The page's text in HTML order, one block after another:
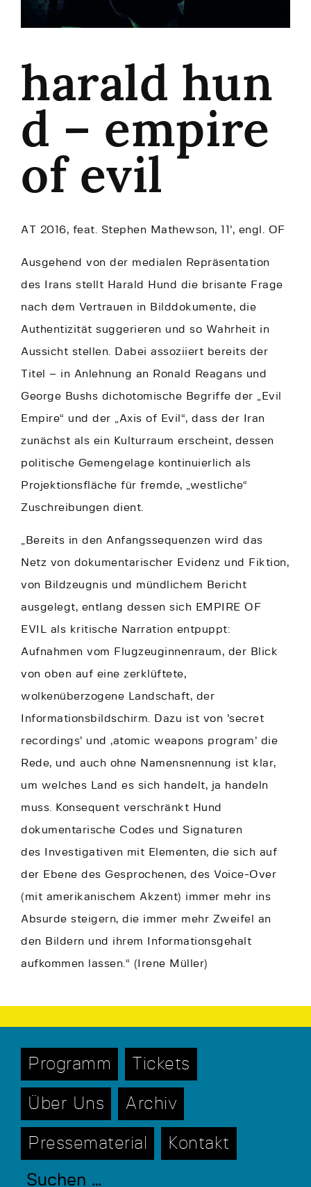
harald hun
d – empire
of evil
AT 2016, feat. Stephen Mathewson, 11’, engl. OF
Ausgehend von der medialen Repräsentation
des Irans stellt Harald Hund die brisante Frage
nach dem Vertrauen in Bilddokumente, die
Authentizität suggerieren und so Wahrheit in
Aussicht stellen. Dabei assoziiert bereits der
Titel – in Anlehnung an Ronald Reagans und
George Bushs dichotomische Begriffe der „Evil
Empire“ und der „Axis of Evil“, dass der Iran
zunächst als ein Kulturraum erscheint, dessen
politische Gemengelage kontinuierlich als
Projektionsfläche für fremde, „westliche“
Zuschreibungen dient.
„Bereits in den Anfangssequenzen wird das
Netz von dokumentarischer Evidenz und Fiktion,
von Bildzeugnis und mündlichem Bericht
ausgelegt, entlang dessen sich EMPIRE OF
EVIL als kritische Narration entpuppt:
Aufnahmen vom Flugzeuginnenraum, der Blick
von oben auf eine zerklüftete,
wolkenüberzogene Landschaft, der
Informationsbildschirm. Dazu ist von ’secret
recordings’ und ‚atomic weapons program’ die
Rede, und auch ohne Namensnennung ist klar,
um welches Land es sich handelt, ja handeln
muss. Konsequent verschränkt Hund
dokumentarische Codes und Signaturen
des Investigativen mit Elementen, die sich auf
der Ebene des Gesprochenen, des Voice-Over
(mit amerikanischem Akzent) immer mehr ins
Absurde steigern, die immer mehr Zweifel an
den Bildern und ihrem Informationsgehalt
aufkommen lassen.“ (Irene Müller)
Programm Tickets
Über Uns Archiv
Pressematerial Kontakt